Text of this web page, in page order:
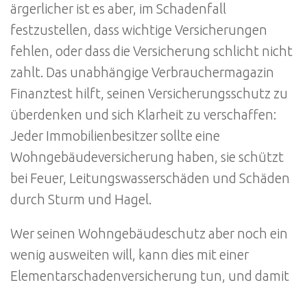
ärgerlicher ist es aber, im Schadenfall
festzustellen, dass wichtige Versicherungen
fehlen, oder dass die Versicherung schlicht nicht
zahlt. Das unabhängige Verbrauchermagazin
Finanztest hilft, seinen Versicherungsschutz zu
überdenken und sich Klarheit zu verschaffen:
Jeder Immobilienbesitzer sollte eine
Wohngebäudeversicherung haben, sie schützt
bei Feuer, Leitungswasserschäden und Schäden
durch Sturm und Hagel.
Wer seinen Wohngebäudeschutz aber noch ein
wenig ausweiten will, kann dies mit einer
Elementarschadenversicherung tun, und damit